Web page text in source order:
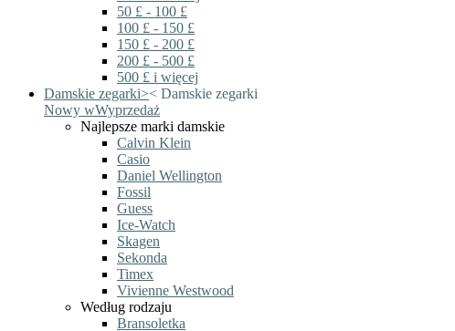
50 £ - 100 £
100 £ - 150 £
150 £ - 200 £
200 £ - 500 £
500 £ i więcej
Damskie zegarki>< Damskie zegarki
Nowy wWyprzedaż
Najlepsze marki damskie
Calvin Klein
Casio
Daniel Wellington
Fossil
Guess
Ice-Watch
Skagen
Sekonda
Timex
Vivienne Westwood
Według rodzaju
Bransoletka